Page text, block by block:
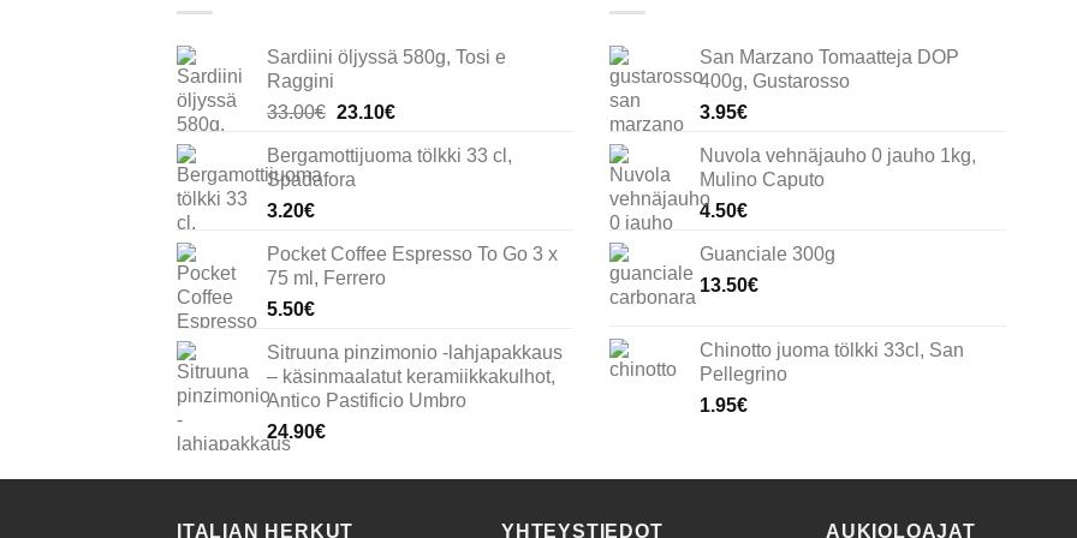
Sardiini öljyssä 580g, Tosi e
Raggini
33.00€ Alkuperäinen
oli:
33.00€.
23.10€Nykyinen
on:
Bergamottijuoma tölkki 33 cl,
Spadafora
3.20€
Pocket Coffee Espresso To Go 3 x
75 ml, Ferrero
5.50€
Sitruuna pinzimonio -lahjapakkaus
– käsinmaalatut keramiikkakulhot,
Antico Pastificio Umbro
24.90€
San Marzano Tomaatteja DOP
400g, Gustarosso
3.95€
Nuvola vehnäjauho 0 jauho 1kg,
Mulino Caputo
4.50€
Guanciale 300g
13.50€
Chinotto juoma tölkki 33cl, San
Pellegrino
1.95€
ITALIAN HERKUT YHTEYSTIEDOT AUKIOLOAJAT